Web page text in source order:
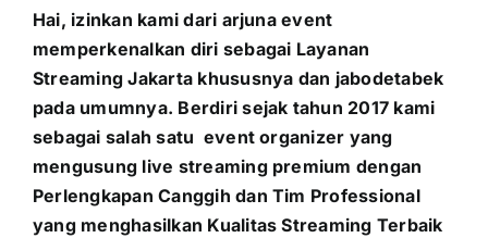
Hai, izinkan kami dari arjuna event
memperkenalkan diri sebagai Layanan
Streaming Jakarta khususnya dan jabodetabek
pada umumnya. Berdiri sejak tahun 2017 kami
sebagai salah satu event organizer yang
mengusung live streaming premium dengan
Perlengkapan Canggih dan Tim Professional
yang menghasilkan Kualitas Streaming Terbaik